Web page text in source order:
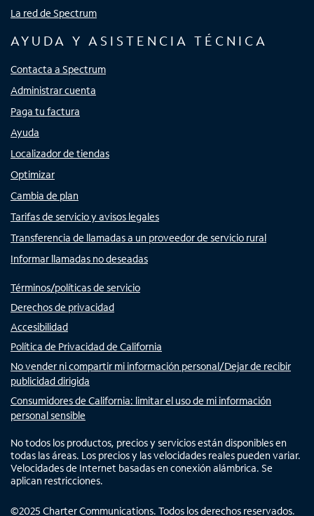
La red de Spectrum
AYUDA Y ASISTENCIA TÉCNICA
Contacta a Spectrum
Administrar cuenta
Paga tu factura
Ayuda
Localizador de tiendas
Optimizar
Cambia de plan
Tarifas de servicio y avisos legales
Transferencia de llamadas a un proveedor de servicio rural
Informar llamadas no deseadas
Términos/políticas de servicio
Derechos de privacidad
Accesibilidad
Política de Privacidad de California
No vender ni compartir mi información personal/Dejar de recibir
publicidad dirigida
Consumidores de California: limitar el uso de mi información
personal sensible
No todos los productos, precios y servicios están disponibles en
todas las áreas. Los precios y las velocidades reales pueden variar.
Velocidades de Internet basadas en conexión alámbrica. Se
aplican restricciones.
©2025 Charter Communications. Todos los derechos reservados.